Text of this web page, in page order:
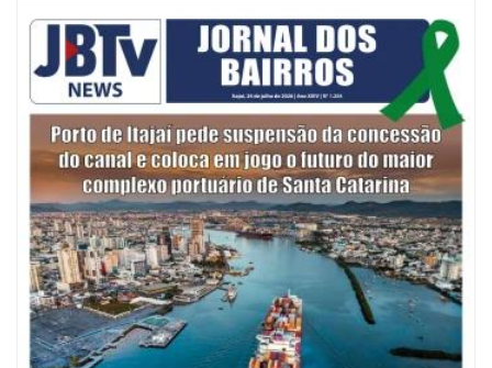
BALNEÁRIO CAMBORIÚ